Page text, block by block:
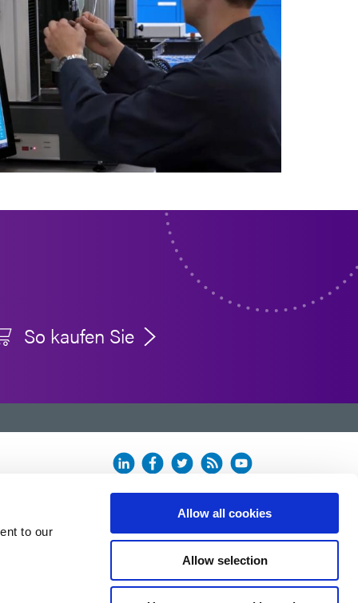
to our
Allow all cookies
Allow selection
So kaufen Sie